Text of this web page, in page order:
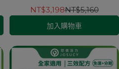
NT$3,198NT$5,160
加入購物車